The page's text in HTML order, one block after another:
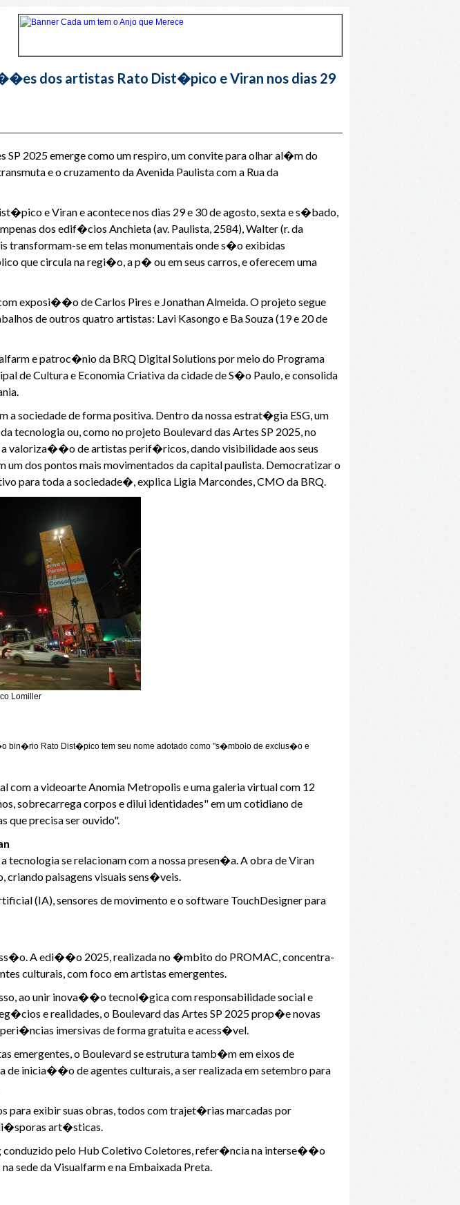
dos artistas Rato Dist�pico e Viran nos dias 29
SP 2025 emerge como um respiro, um convite para olhar al�m do
e o cruzamento da Avenida Paulista com a Rua da
e Viran e acontece nos dias 29 e 30 de agosto, sexta e s�bado,
dos edif�cios Anchieta (av. Paulista, 2584), Walter (r. da
se em telas monumentais onde s�o exibidas
que circula na regi�o, a p� ou em seus carros, e oferecem uma
exposi��o de Carlos Pires e Jonathan Almeida. O projeto segue
de outros quatro artistas: Lavi Kasongo e Ba Souza (19 e 20 de
e patroc�nio da BRQ Digital Solutions por meio do Programa
de Cultura e Economia Criativa da cidade de S�o Paulo, e consolida
sociedade de forma positiva. Dentro da nossa estrat�gia ESG, um
ou, como no projeto Boulevard das Artes SP 2025, no
valoriza��o de artistas perif�ricos, dando visibilidade aos seus
dos pontos mais movimentados da capital paulista. Democratizar o
para toda a sociedade�, explica Ligia Marcondes, CMO da BRQ.
Lomiller
bin�rio Rato Dist�pico tem seu nome adotado como "s�mbolo de exclus�o e
com a videoarte Anomia Metropolis e uma galeria virtual com 12
sobrecarrega corpos e dilui identidades" em um cotidiano de
precisa ser ouvido".
se relacionam com a nossa presen�a. A obra de Viran
paisagens visuais sens�veis.
(IA), sensores de movimento e o software TouchDesigner para
A edi��o 2025, realizada no �mbito do PROMAC, concentra-
culturais, com foco em artistas emergentes.
ao unir inova��o tecnol�gica com responsabilidade social e
e realidades, o Boulevard das Artes SP 2025 prop�e novas
imersivas de forma gratuita e acess�vel.
emergentes, o Boulevard se estrutura tamb�m em eixos de
inicia��o de agentes culturais, a ser realizada em setembro para
para exibir suas obras, todos com trajet�rias marcadas por
art�sticas.
pelo Hub Coletivo Coletores, refer�ncia na interse��o
sede da Visualfarm e na Embaixada Preta.